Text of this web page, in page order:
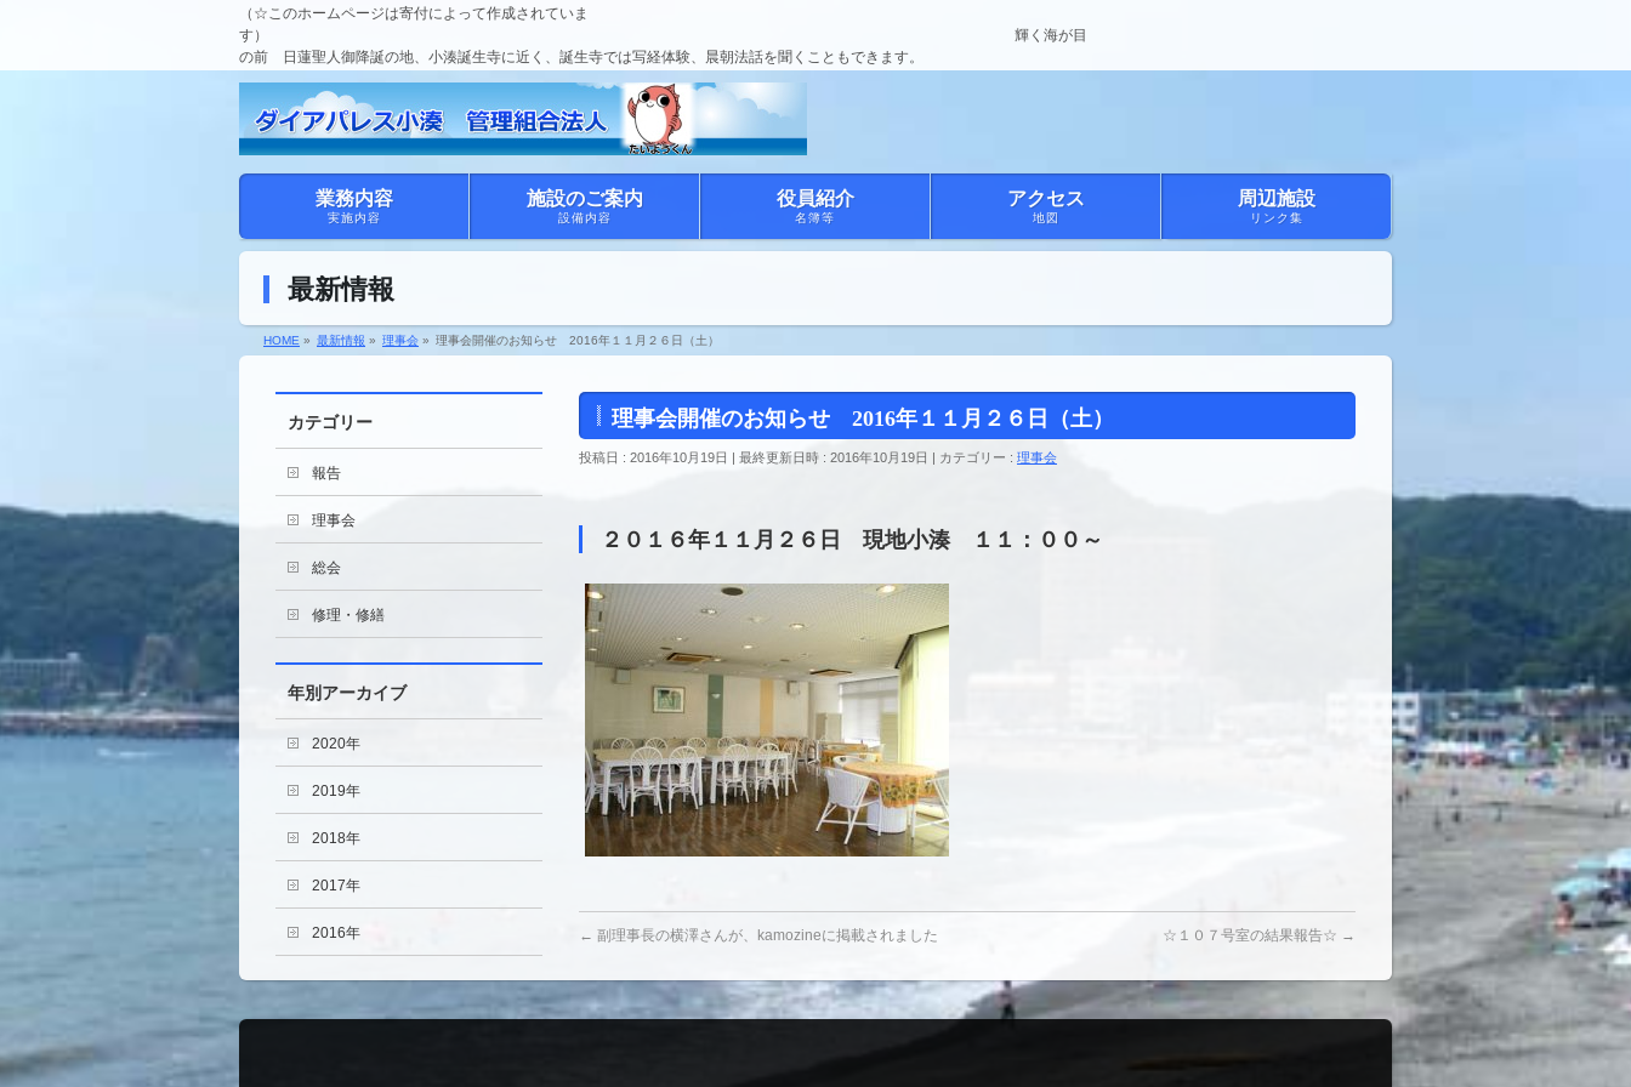
（☆このホームページは寄付によって作成されていま
す） 輝く海が目
の前 日蓮聖人御降誕の地、小湊誕生寺に近く、誕生寺では写経体験、晨朝法話を聞くこともできます。
業務内容
実施内容
施設のご案内
設備内容
役員紹介
名簿等
アクセス
地図
周辺施設
リンク集
最新情報
HOME » 最新情報 » 理事会 » 理事会開催のお知らせ 2016年１１月２６日（土）
理事会開催のお知らせ 2016年１１月２６日（土）
投稿日 : 2016年10月19日 最終更新日時 : 2016年10月19日 カテゴリー : 理事会
２０１６年１１月２６日 現地小湊 １１：００～
← 副理事長の横澤さんが、kamozineに掲載されました ☆１０７号室の結果報告☆ →
カテゴリー
報告
理事会
総会
修理・修繕
年別アーカイブ
2020年
2019年
2018年
2017年
2016年